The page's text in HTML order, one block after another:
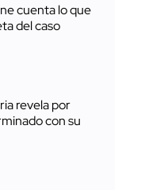
cuenta lo que
del caso
revela por
con su